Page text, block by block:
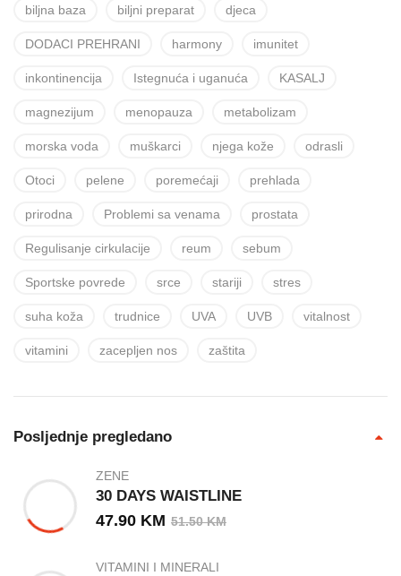
biljna baza biljni preparat djeca
DODACI PREHRANI harmony imunitet
inkontinencija Istegnuća i uganuća KASALJ
magnezijum menopauza metabolizam
morska voda muškarci njega kože odrasli
Otoci pelene poremećaji prehlada
prirodna Problemi sa venama prostata
Regulisanje cirkulacije reum sebum
Sportske povrede srce stariji stres
suha koža trudnice UVA UVB vitalnost
vitamini zacepljen nos zaštita
Posljednje pregledano
ZENE
30 DAYS WAISTLINE
51.50KM
47.90 KM
VITAMINI I MINERALI